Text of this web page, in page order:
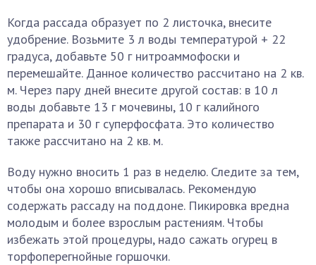
Когда рассада образует по 2 листочка, внесите
удобрение. Возьмите 3 л воды температурой + 22
градуса, добавьте 50 г нитроаммофоски и
перемешайте. Данное количество рассчитано на 2 кв.
м. Через пару дней внесите другой состав: в 10 л
воды добавьте 13 г мочевины, 10 г калийного
препарата и 30 г суперфосфата. Это количество
также рассчитано на 2 кв. м.
Воду нужно вносить 1 раз в неделю. Следите за тем,
чтобы она хорошо вписывалась. Рекомендую
содержать рассаду на поддоне. Пикировка вредна
молодым и более взрослым растениям. Чтобы
избежать этой процедуры, надо сажать огурец в
торфоперегнойные горшочки.